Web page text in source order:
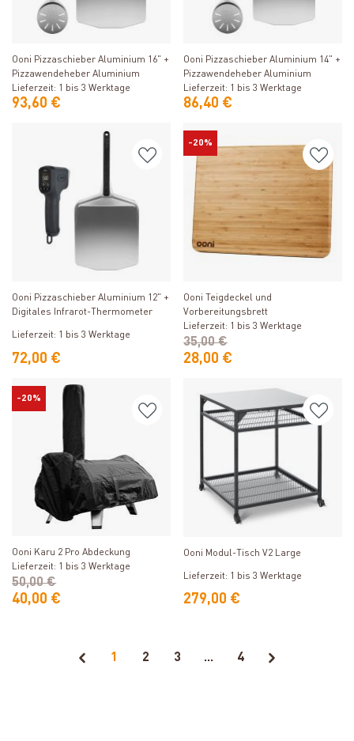
Produkt ansehen
Ooni Pizzaschieber Aluminium 16" +
Pizzawendeheber Aluminium
Lieferzeit: 1 bis 3 Werktage
93,60 €
Produkt ansehen
Ooni Pizzaschieber Aluminium 14" +
Pizzawendeheber Aluminium
Lieferzeit: 1 bis 3 Werktage
86,40 €
Produkt ansehen
Ooni Pizzaschieber Aluminium 12" +
Digitales Infrarot-Thermometer
Lieferzeit: 1 bis 3 Werktage
72,00 €
-20%
Ooni Teigdeckel und
Vorbereitungsbrett
Lieferzeit: 1 bis 3 Werktage
28,00 €
35,00 €
-20%
Produkt ansehen
Ooni Karu 2 Pro Abdeckung
Lieferzeit: 1 bis 3 Werktage
40,00 €
50,00 €
Produkt ansehen
Ooni Modul-Tisch V2 Large
Lieferzeit: 1 bis 3 Werktage
279,00 €
1 2 3 ... 4